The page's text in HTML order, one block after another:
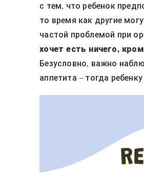
с тем, что ребенок
то время как другие
частой проблемой при
хочет есть ничего,
Безусловно, важно
аппетита – тогда